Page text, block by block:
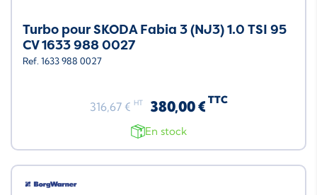
Turbo pour SKODA Fabia 3 (NJ3) 1.0 TSI 95
CV 1633 988 0027
Ref. 1633 988 0027
316,67 € HT 380,00 € TTC
En stock